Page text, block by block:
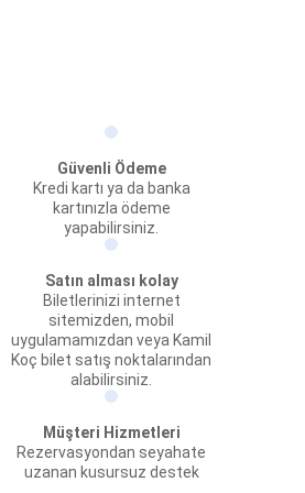
Güvenli Ödeme
Kredi kartı ya da banka
kartınızla ödeme
yapabilirsiniz.
Satın alması kolay
Biletlerinizi internet
sitemizden, mobil
uygulamamızdan veya Kamil
Koç bilet satış noktalarından
alabilirsiniz.
Müşteri Hizmetleri
Rezervasyondan seyahate
uzanan kusursuz destek